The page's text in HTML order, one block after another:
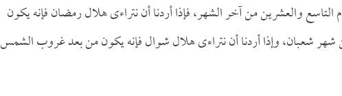
والعشرين من آخر الشهر، فإذا أردنا أن نتراءى هلال رمضان فإنه يكون
شعبان، وإذا أردنا أن نتراءى هلال شوال فإنه يكون من بعد غروب الشمس